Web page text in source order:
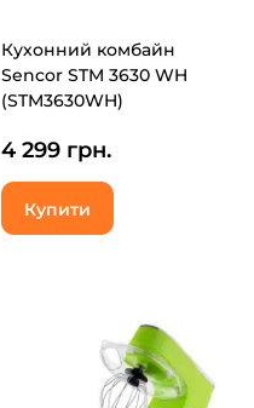
Кухонний комбайн
Sencor STM 3630 WH
(STM3630WH)
4 299 грн.
Купити